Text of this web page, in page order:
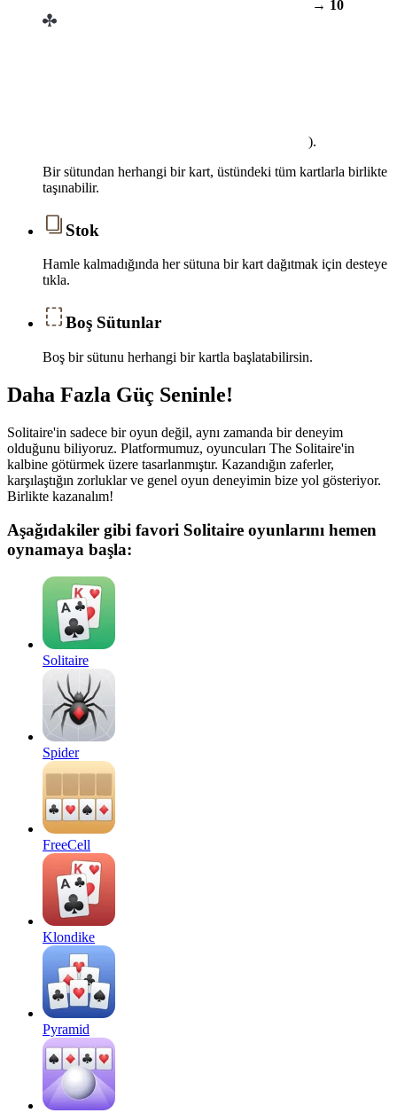
→ 10
).
Bir sütundan herhangi bir kart, üstündeki tüm kartlarla birlikte
taşınabilir.
Stok
Hamle kalmadığında her sütuna bir kart dağıtmak için desteye
tıkla.
Boş Sütunlar
Boş bir sütunu herhangi bir kartla başlatabilirsin.
Daha Fazla Güç Seninle!
Solitaire'in sadece bir oyun değil, aynı zamanda bir deneyim
olduğunu biliyoruz. Platformumuz, oyuncuları The Solitaire'in
kalbine götürmek üzere tasarlanmıştır. Kazandığın zaferler,
karşılaştığın zorluklar ve genel oyun deneyimin bize yol gösteriyor.
Birlikte kazanalım!
Aşağıdakiler gibi favori Solitaire oyunlarını hemen
oynamaya başla:
Solitaire
Spider
FreeCell
Klondike
Pyramid